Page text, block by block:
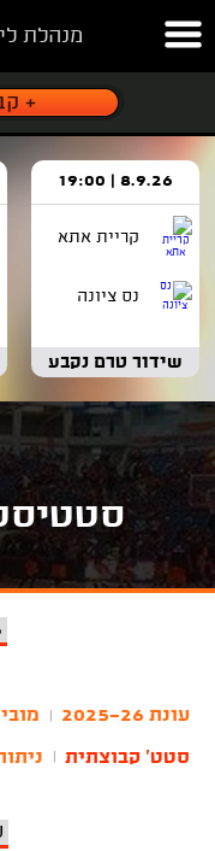
מנהלת
8.9.26 | 19:00
קריית אתא
נס ציונה
שידור טרם נקבע
עונת 2025-26
סטט' קבוצתית